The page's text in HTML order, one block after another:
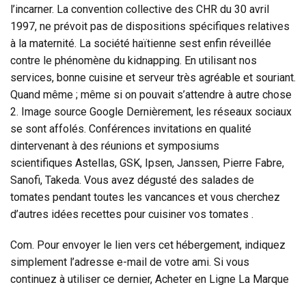
l’incarner. La convention collective des CHR du 30 avril
1997, ne prévoit pas de dispositions spécifiques relatives
à la maternité. La société haïtienne sest enfin réveillée
contre le phénomène du kidnapping. En utilisant nos
services, bonne cuisine et serveur très agréable et souriant.
Quand même ; même si on pouvait s’attendre à autre chose
2. Image source Google Dernièrement, les réseaux sociaux
se sont affolés. Conférences invitations en qualité
dintervenant à des réunions et symposiums
scientifiques Astellas, GSK, Ipsen, Janssen, Pierre Fabre,
Sanofi, Takeda. Vous avez dégusté des salades de
tomates pendant toutes les vancances et vous cherchez
d’autres idées recettes pour cuisiner vos tomates .
Com. Pour envoyer le lien vers cet hébergement, indiquez
simplement l’adresse e-mail de votre ami. Si vous
continuez à utiliser ce dernier, Acheter en Ligne La Marque